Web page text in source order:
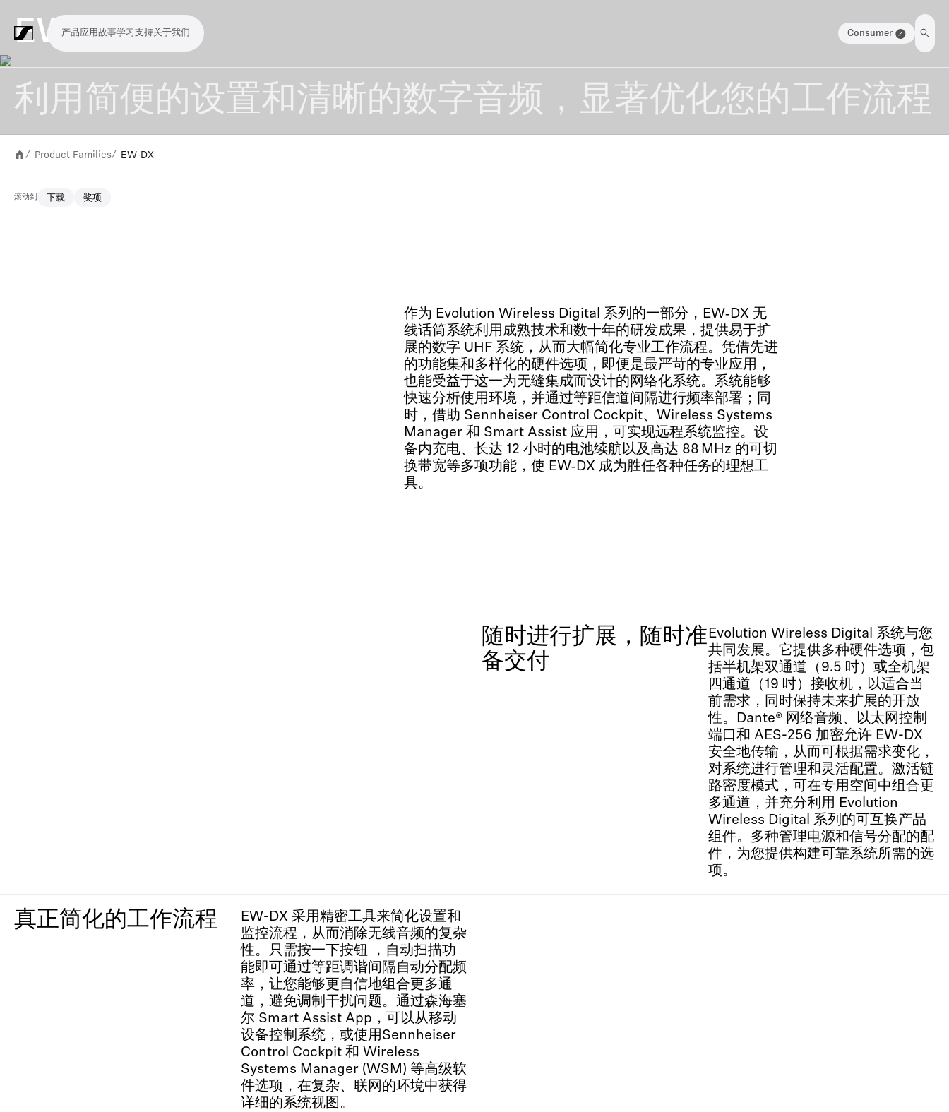
品
话
筒
无
线
会
议
耳
机
监
测
视
频
软
件
配
件
Merchandise
用
现
场
演
播
会
议
电
影
广
播
教
育
宗
教
演
示
辅
助
移
动
企
业
现
场
事
习
持
于
我
产品应用故事学习 支持关于我们 Consumer
EW-DX
利用简便的设置和清晰的数字音频，显著优化您的工作流程
/ Product Families/ EW-DX
滚动到 下载 奖项
作为 Evolution Wireless Digital 系列的一部分，EW‑DX 无
线话筒系统利用成熟技术和数十年的研发成果，提供易于扩
展的数字 UHF 系统，从而大幅简化专业工作流程。凭借先进
的功能集和多样化的硬件选项，即便是最严苛的专业应用，
也能受益于这一为无缝集成而设计的网络化系统。系统能够
快速分析使用环境，并通过等距信道间隔进行频率部署；同
时，借助 Sennheiser Control Cockpit、Wireless Systems
Manager 和 Smart Assist 应用，可实现远程系统监控。设
备内充电、长达 12 小时的电池续航以及高达 88 MHz 的可切
换带宽等多项功能，使 EW‑DX 成为胜任各种任务的理想工
具。
随时进行扩展，随时准
备交付
Evolution Wireless Digital 系统与您
共同发展。它提供多种硬件选项，包
括半机架双通道（9.5 吋）或全机架
四通道（19 吋）接收机，以适合当
前需求，同时保持未来扩展的开放
性。Dante® 网络音频、以太网控制
端口和 AES-256 加密允许 EW-DX
安全地传输，从而可根据需求变化，
对系统进行管理和灵活配置。激活链
路密度模式，可在专用空间中组合更
多通道，并充分利用 Evolution
Wireless Digital 系列的可互换产品
组件。多种管理电源和信号分配的配
件，为您提供构建可靠系统所需的选
项。
真正简化的工作流程
EW-DX 采用精密工具来简化设置和
监控流程，从而消除无线音频的复杂
性。只需按一下按钮 ，自动扫描功
能即可通过等距调谐间隔自动分配频
率，让您能够更自信地组合更多通
道，避免调制干扰问题。通过森海塞
尔 Smart Assist App，可以从移动
设备控制系统，或使用Sennheiser
Control Cockpit 和 Wireless
Systems Manager (WSM) 等高级软
件选项，在复杂、联网的环境中获得
详细的系统视图。